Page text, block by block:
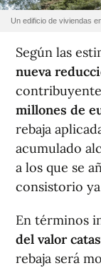
Un edificio de viviendas
Según las
nueva
millones de
rebaja
acumulado
a los que se
consistorio
En términos
del valor
rebaja será